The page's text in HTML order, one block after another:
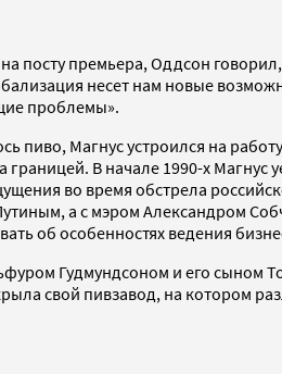
посту премьера, Оддсон
несет нам новые
проблемы».
пиво, Магнус устроился на
В начале 1990-х
во время обстрела
Путиным, а с мэром Александром
об особенностях ведения
Гудмундсоном и его
свой пивзавод, на котором